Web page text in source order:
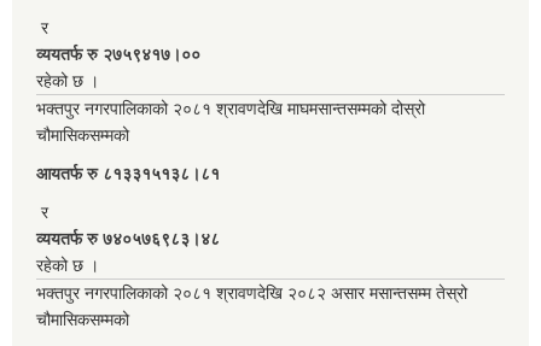
र
व्ययतर्फ रु २७५९४१७।००
रहेको छ ।
भक्तपुर नगरपालिकाको २०८१ श्रावणदेखि माघमसान्तसम्मको दोस्रो
चौमासिकसम्मको
आयतर्फ रु‌ ८१३३१५१३८।८१
र
व्ययतर्फ रु ७४०५७६९८३।४८
रहेको छ ।
भक्तपुर नगरपालिकाको २०८१ श्रावणदेखि २०८२ असार मसान्तसम्म तेस्रो
चौमासिकसम्मको